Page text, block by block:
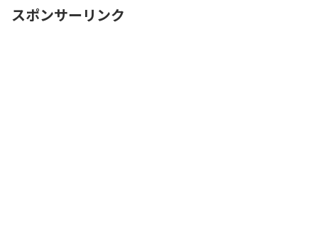
スポンサーリンク